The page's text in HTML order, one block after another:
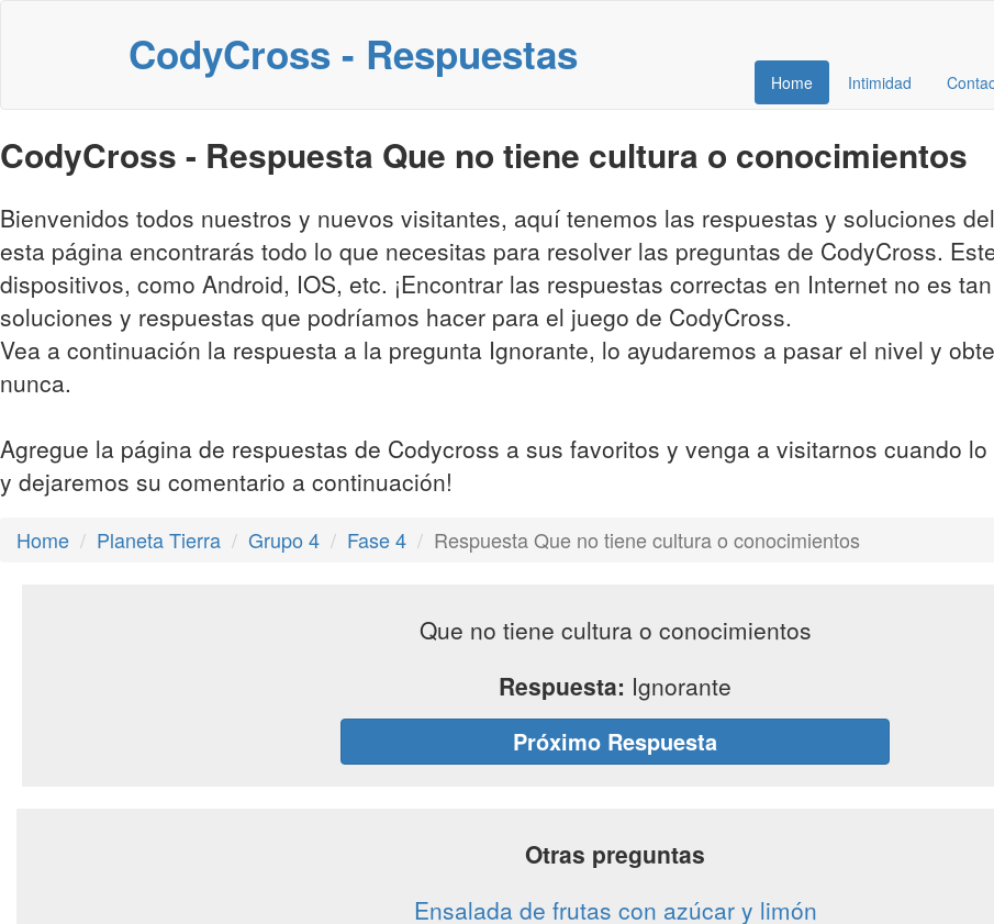
CodyCross - Respuestas
Home Intimidad
CodyCross - Respuesta Que no tiene cultura o conocimientos
Bienvenidos todos nuestros y nuevos visitantes, aquí tenemos las respuestas y soluciones
esta página encontrarás todo lo que necesitas para resolver las preguntas de CodyCross.
dispositivos, como Android, IOS, etc. ¡Encontrar las respuestas correctas en Internet no es
soluciones y respuestas que podríamos hacer para el juego de CodyCross.
Vea a continuación la respuesta a la pregunta Ignorante, lo ayudaremos a pasar el nivel y
nunca.
Agregue la página de respuestas de Codycross a sus favoritos y venga a visitarnos cuando
y dejaremos su comentario a continuación!
Home Planeta Tierra Grupo 4 Fase 4 Respuesta Que no tiene cultura o conocimientos
Que no tiene cultura o conocimientos
Respuesta: Ignorante
Próximo Respuesta
Otras preguntas
Ensalada de frutas con azúcar y limón